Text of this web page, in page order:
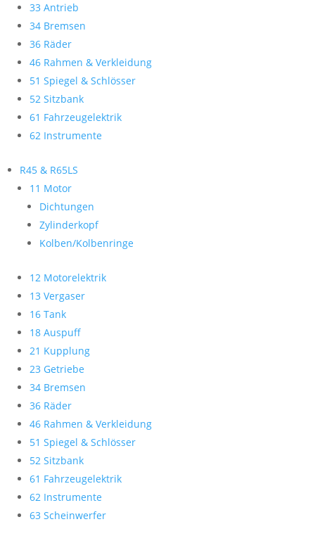
33 Antrieb
34 Bremsen
36 Räder
46 Rahmen & Verkleidung
51 Spiegel & Schlösser
52 Sitzbank
61 Fahrzeugelektrik
62 Instrumente
R45 & R65LS
11 Motor
Dichtungen
Zylinderkopf
Kolben/Kolbenringe
12 Motorelektrik
13 Vergaser
16 Tank
18 Auspuff
21 Kupplung
23 Getriebe
34 Bremsen
36 Räder
46 Rahmen & Verkleidung
51 Spiegel & Schlösser
52 Sitzbank
61 Fahrzeugelektrik
62 Instrumente
63 Scheinwerfer